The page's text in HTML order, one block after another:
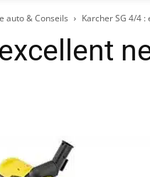
auto & Conseils Karcher SG 4/4